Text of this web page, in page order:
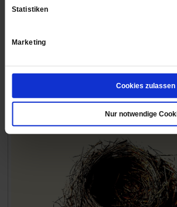
Statistiken
Marketing
Cookies zulassen
Nur notwendige
Das könnte Sie auch